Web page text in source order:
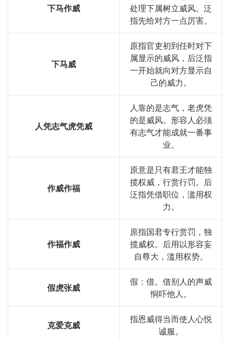
下马作威
处理下属树立威风。泛
指先给对方一点厉害。
下马威
原指官吏初到任时对下
属显示的威风，后泛指
一开始就向对方显示自
己的威力。
人凭志气虎凭威
人靠的是志气，老虎凭
的是威风。形容人必须
有志气才能成就一番事
业。
作威作福
原意是只有君王才能独
揽权威，行赏行罚。后
泛指凭借职位，滥用权
力。
作福作威
原指国君专行赏罚，独
揽威权。后用以形容妄
自尊大，滥用权势。
假虎张威
假：借。借别人的声威
恫吓他人。
克爱克威
指恩威得当而使人心悦
诚服。